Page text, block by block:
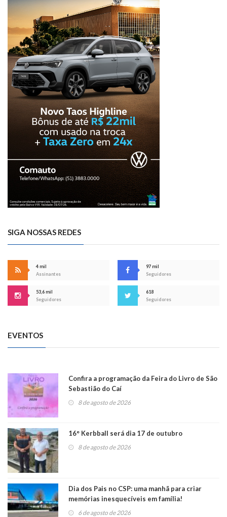
SIGA NOSSAS REDES
4 mil
Assinantes
97 mil
Seguidores
53,6 mil
Seguidores
618
Seguidores
EVENTOS
Confira a programação da Feira do Livro de São
Sebastião do Caí
8 de agosto de 2026
16° Kerbball será dia 17 de outubro
8 de agosto de 2026
Dia dos Pais no CSP: uma manhã para criar
memórias inesquecíveis em família!
6 de agosto de 2026